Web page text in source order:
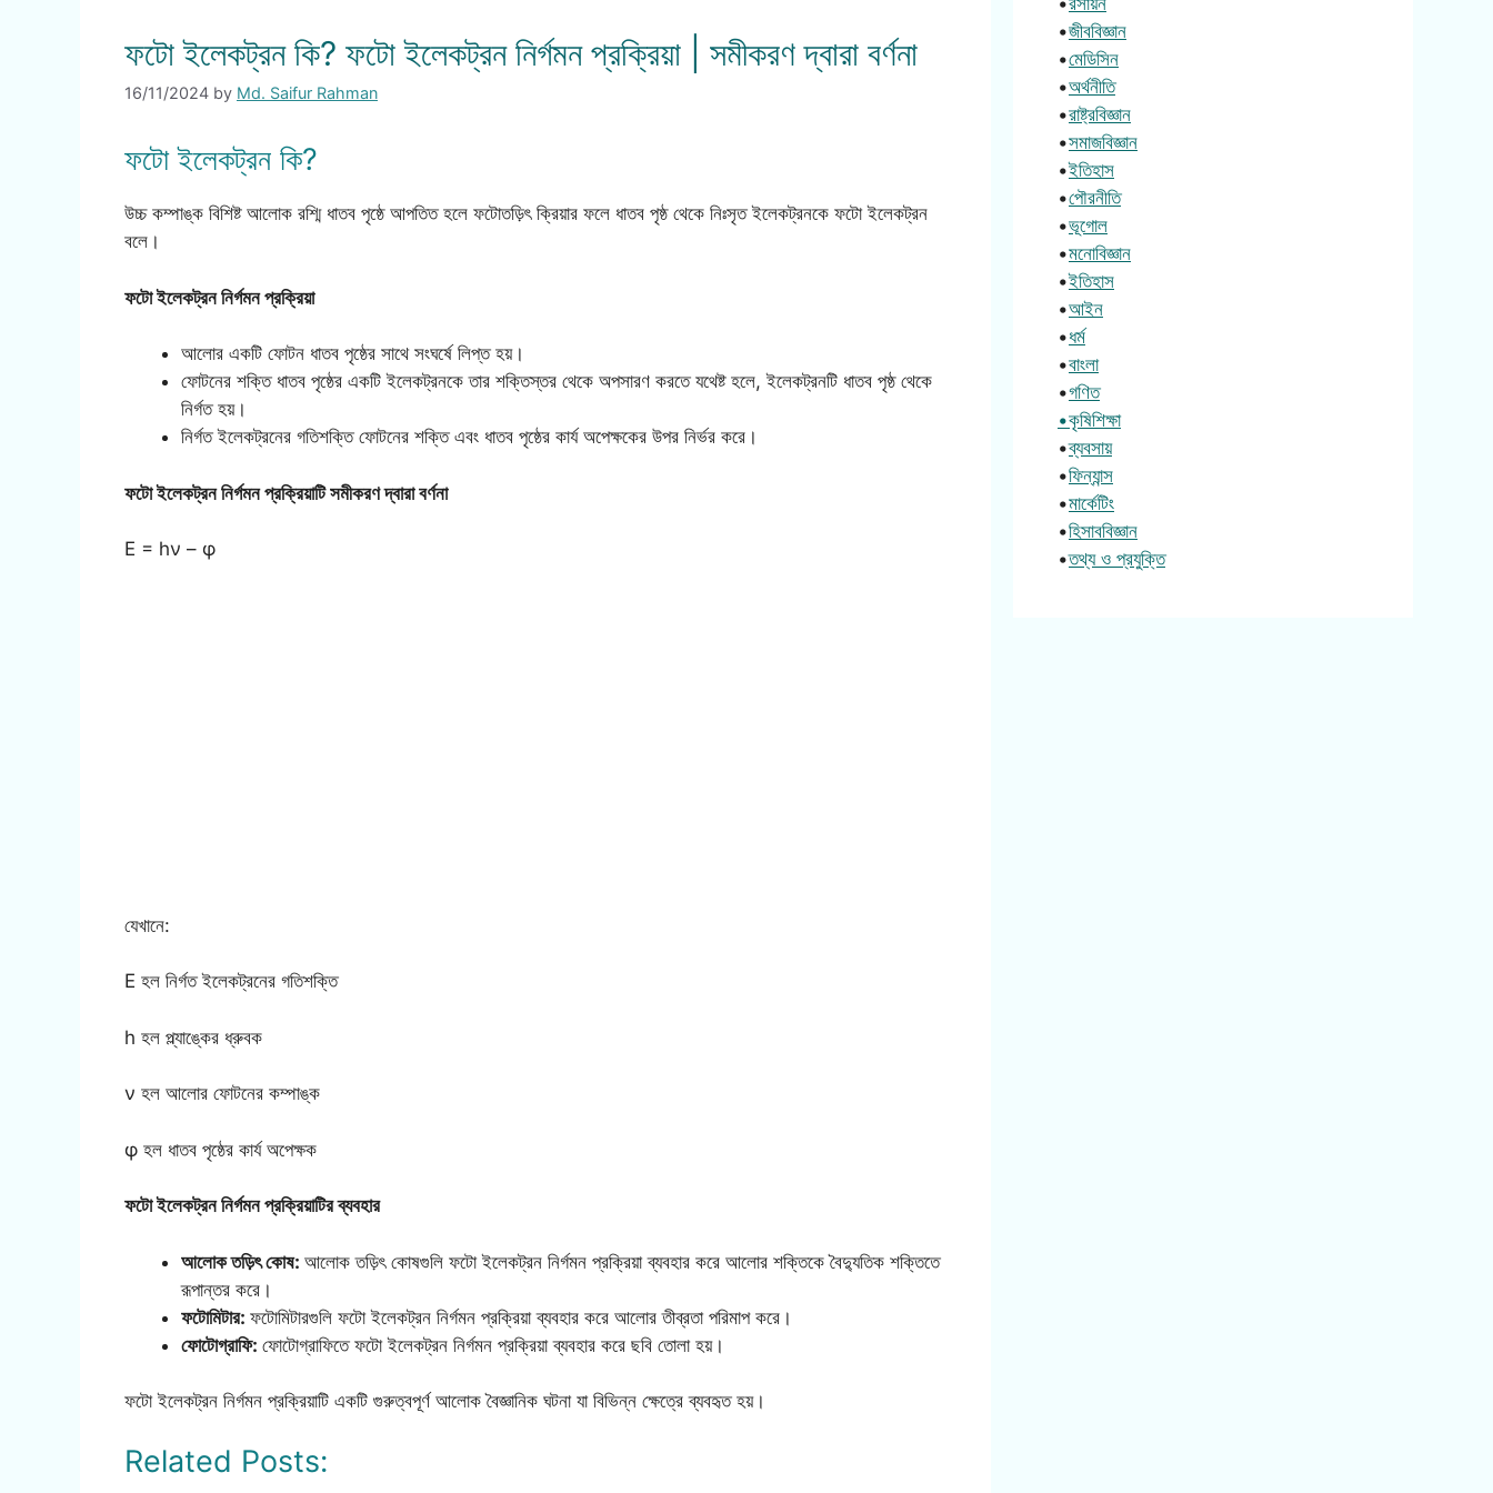
ফটো ইলেকট্রন কি? ফটো ইলেকট্রন নির্গমন প্রক্রিয়া | সমীকরণ দ্বারা বর্ণনা
16/11/2024 by Md. Saifur Rahman
ফটো ইলেকট্রন কি?
উচ্চ কম্পাঙ্ক বিশিষ্ট আলোক রশ্মি ধাতব পৃষ্ঠে আপতিত হলে ফটোতড়িৎ ক্রিয়ার ফলে ধাতব পৃষ্ঠ থেকে নিঃসৃত ইলেকট্রনকে ফটো ইলেকট্রন
বলে।
ফটো ইলেকট্রন নির্গমন প্রক্রিয়া
আলোর একটি ফোটন ধাতব পৃষ্ঠের সাথে সংঘর্ষে লিপ্ত হয়।
ফোটনের শক্তি ধাতব পৃষ্ঠের একটি ইলেকট্রনকে তার শক্তিস্তর থেকে অপসারণ করতে যথেষ্ট হলে, ইলেকট্রনটি ধাতব পৃষ্ঠ থেকে
নির্গত হয়।
নির্গত ইলেকট্রনের গতিশক্তি ফোটনের শক্তি এবং ধাতব পৃষ্ঠের কার্য অপেক্ষকের উপর নির্ভর করে।
ফটো ইলেকট্রন নির্গমন প্রক্রিয়াটি সমীকরণ দ্বারা বর্ণনা
E = hν – φ
যেখানে:
E হল নির্গত ইলেকট্রনের গতিশক্তি
h হল প্ল্যাঙ্কের ধ্রুবক
ν হল আলোর ফোটনের কম্পাঙ্ক
φ হল ধাতব পৃষ্ঠের কার্য অপেক্ষক
ফটো ইলেকট্রন নির্গমন প্রক্রিয়াটির ব্যবহার
আলোক তড়িৎ কোষ: আলোক তড়িৎ কোষগুলি ফটো ইলেকট্রন নির্গমন প্রক্রিয়া ব্যবহার করে আলোর শক্তিকে বৈদ্যুতিক শক্তিতে
রূপান্তর করে।
ফটোমিটার: ফটোমিটারগুলি ফটো ইলেকট্রন নির্গমন প্রক্রিয়া ব্যবহার করে আলোর তীব্রতা পরিমাপ করে।
ফোটোগ্রাফি: ফোটোগ্রাফিতে ফটো ইলেকট্রন নির্গমন প্রক্রিয়া ব্যবহার করে ছবি তোলা হয়।
ফটো ইলেকট্রন নির্গমন প্রক্রিয়াটি একটি গুরুত্বপূর্ণ আলোক বৈজ্ঞানিক ঘটনা যা বিভিন্ন ক্ষেত্রে ব্যবহৃত হয়।
Related Posts:
•জীববিজ্ঞান
•মেডিসিন
•অর্থনীতি
•রাষ্ট্রবিজ্ঞান
•সমাজবিজ্ঞান
•ইতিহাস
•পৌরনীতি
•ভূগোল
•মনোবিজ্ঞান
•ইতিহাস
•আইন
•ধর্ম
•বাংলা
•গণিত
•কৃষিশিক্ষা
•ব্যবসায়
•ফিন্যান্স
•মার্কেটিং
•হিসাববিজ্ঞান
•তথ্য ও প্রযুক্তি